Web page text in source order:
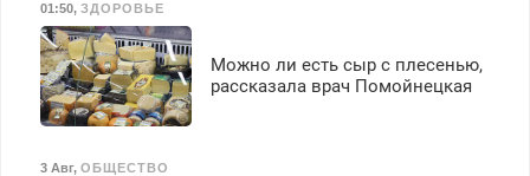
Ежемесячно
выплачивается денежная
01:50, ЗДОРОВЬЕ
Можно ли есть сыр с плесенью,
рассказала врач Помойнецкая
3 Авг, ОБЩЕСТВО